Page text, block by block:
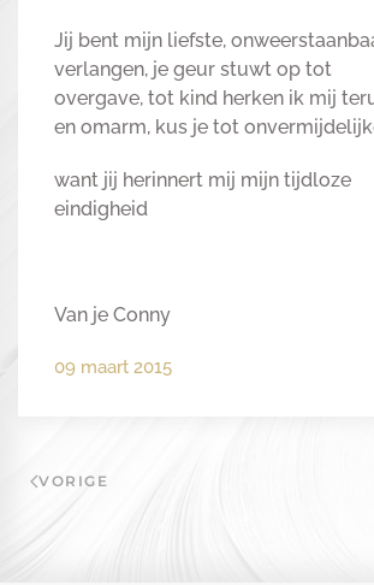
Jij bent mijn liefste,
verlangen, je geur stuwt op tot
overgave, tot kind herken ik mij
en omarm, kus je tot
want jij herinnert mij mijn tijdloze
eindigheid
Van je Conny
09 maart 2015
VORIGE